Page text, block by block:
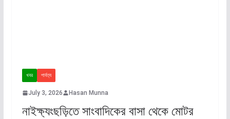
খবর পার্বত্য
July 3, 2026 Hasan Munna
নাইক্ষ্যংছড়িতে সাংবাদিকের বাসা থেকে মোটর